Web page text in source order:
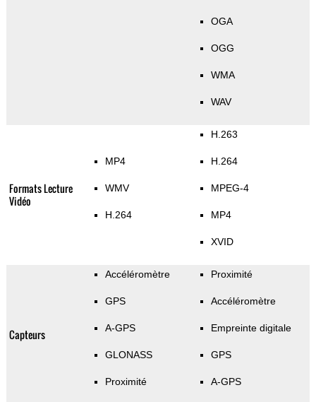
OGA
OGG
WMA
WAV
Formats Lecture
Vidéo
MP4
WMV
H.264
H.263
H.264
MPEG-4
MP4
XVID
Capteurs
Accéléromètre
GPS
A-GPS
GLONASS
Proximité
Proximité
Accéléromètre
Empreinte digitale
GPS
A-GPS